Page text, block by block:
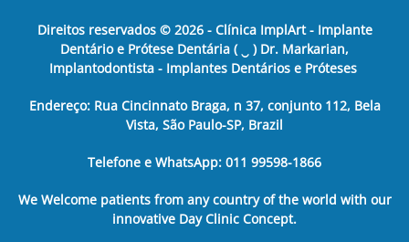
Direitos reservados © 2026- Clínica ImplArt - Implante
Dentário e Prótese Dentária ( ‿ ) Dr. Markarian,
Implantodontista - Implantes Dentários e Próteses
Endereço: Rua Cincinnato Braga, n 37, conjunto 112, Bela
Vista, São Paulo-SP, Brazil
Telefone e WhatsApp: 011 99598-1866
We Welcome patients from any country of the world with our
innovative Day Clinic Concept.